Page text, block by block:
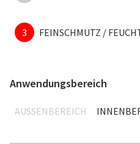
3 FEINSCHMUTZ /
Anwendungsbereich
AUSSENBEREICH